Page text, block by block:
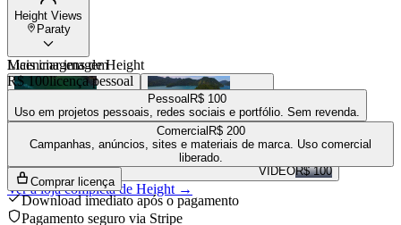
Height Views
Paraty
Mais imagens deHeight
R$ 100
VÍDEOR$ 100
VÍDEOR$ 100
Ver a loja completa de Height →
Licenciar imagem
R$ 100licença pessoal
Pessoal R$ 100
Uso em projetos pessoais, redes sociais e portfólio. Sem revenda.
Comercial R$ 200
Campanhas, anúncios, sites e materiais de marca. Uso comercial
liberado.
Comprar licença
Download imediato após o pagamento
Pagamento seguro via Stripe